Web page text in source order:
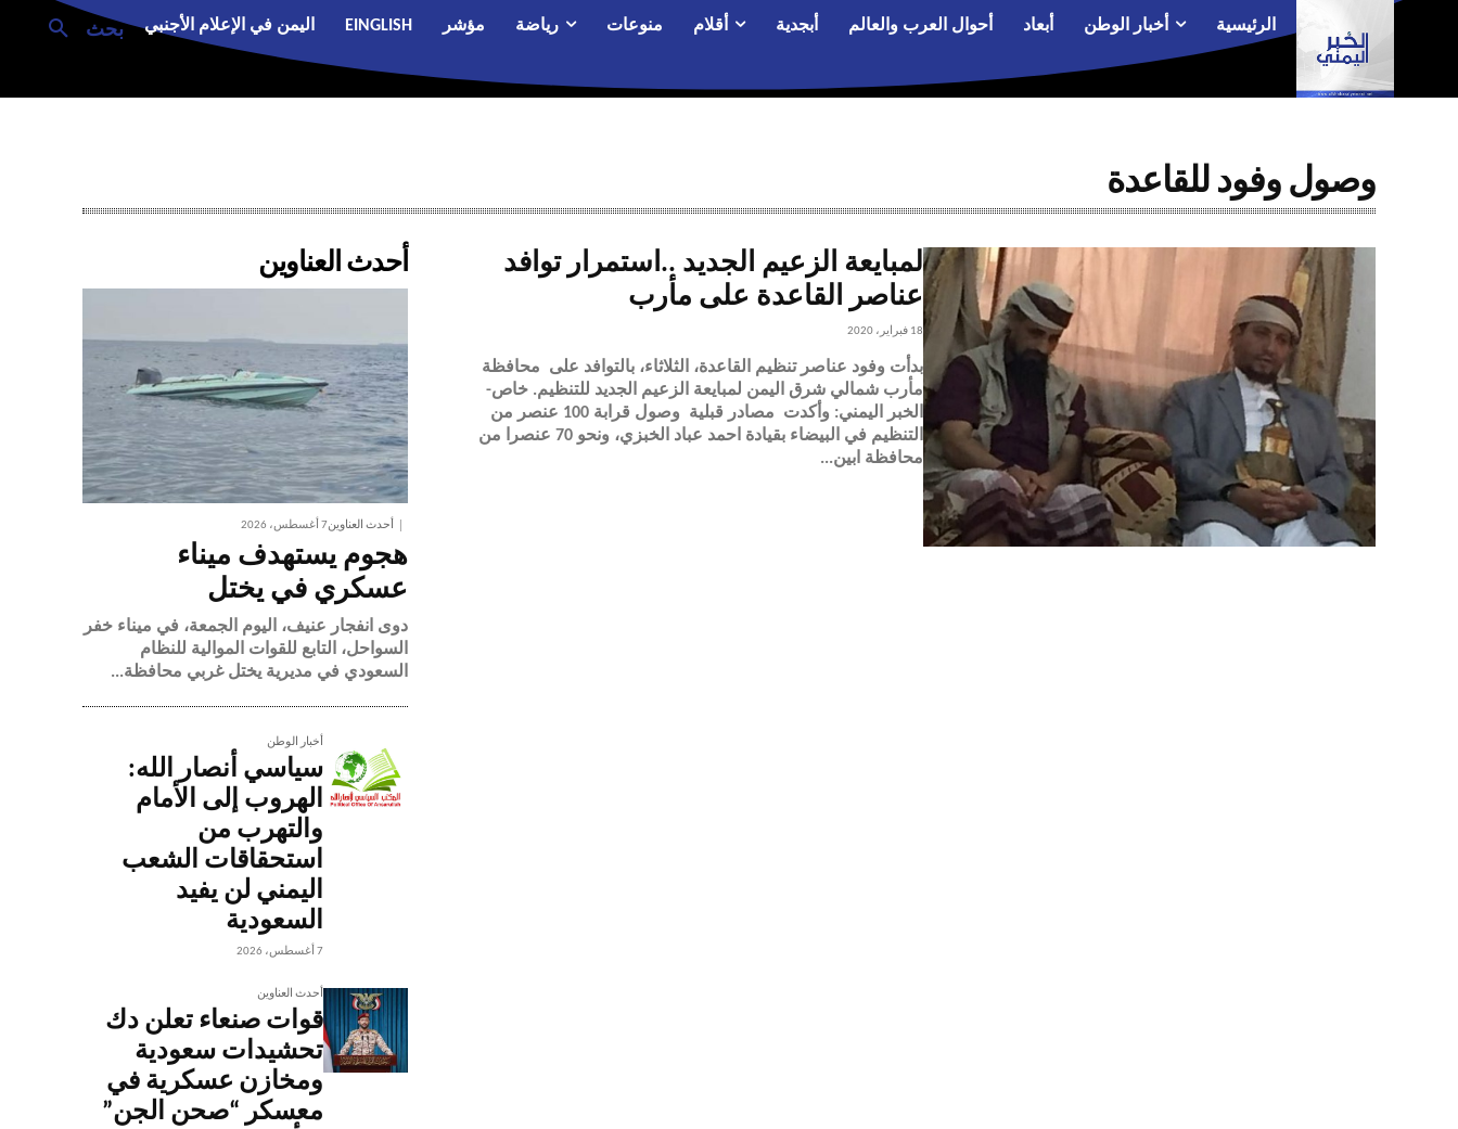
بحث الرئيسية أخبار الوطن أبعاد أحوال العرب والعالم أبجدية أقلام منوعات رياضة مؤشر EINGLISH اليمن في الإعلام الأجنبي
وصول وفود للقاعدة
لمبايعة الزعيم الجديد ..استمرار توافد
عناصر القاعدة على مأرب
18 فبراير، 2020
بدأت وفود عناصر تنظيم القاعدة، الثلاثاء، بالتوافد على محافظة
مأرب شمالي شرق اليمن لمبايعة الزعيم الجديد للتنظيم. خاص-
الخبر اليمني: وأكدت مصادر قبلية وصول قرابة 100 عنصر من
التنظيم في البيضاء بقيادة احمد عباد الخبزي، ونحو 70 عنصرا من
محافظة ابين...
أحدث العناوين
أحدث العناوين7 أغسطس، 2026
هجوم يستهدف ميناء
عسكري في يختل
دوى انفجار عنيف، اليوم الجمعة، في ميناء خفر
السواحل، التابع للقوات الموالية للنظام
السعودي في مديرية يختل غربي محافظة...
أخبار الوطن
سياسي أنصار الله:
الهروب إلى الأمام
والتهرب من
استحقاقات الشعب
اليمني لن يفيد
السعودية
7 أغسطس، 2026
أحدث العناوين
قوات صنعاء تعلن دك
تحشيدات سعودية
ومخازن عسكرية في
معسكر “صحن الجن”